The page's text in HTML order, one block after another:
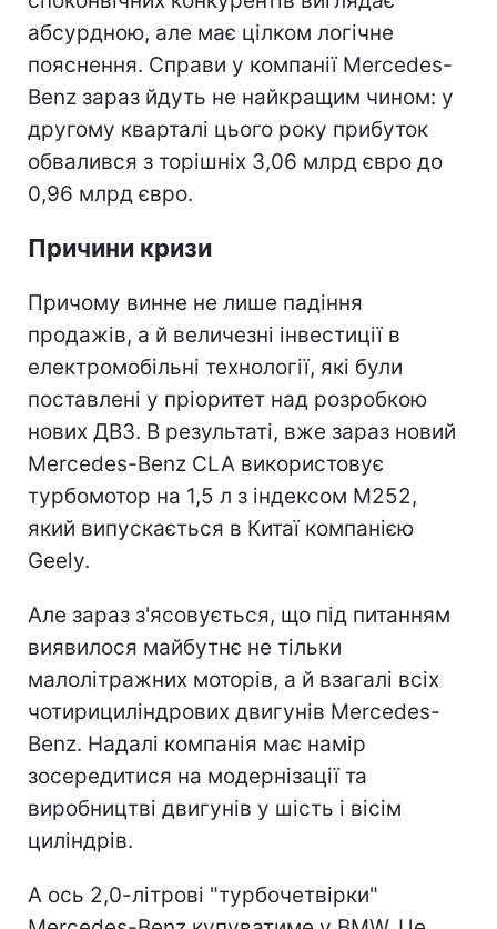
абсурдною, але має цілком логічне
пояснення. Справи у компанії Mercedes-
Benz зараз йдуть не найкращим чином: у
другому кварталі цього року прибуток
обвалився з торішніх 3,06 млрд євро до
0,96 млрд євро.
Причини кризи
Причому винне не лише падіння
продажів, а й величезні інвестиції в
електромобільні технології, які були
поставлені у пріоритет над розробкою
нових ДВЗ. В результаті, вже зараз новий
Mercedes-Benz CLA використовує
турбомотор на 1,5 л з індексом M252,
який випускається в Китаї компанією
Geely.
Але зараз з'ясовується, що під питанням
виявилося майбутнє не тільки
малолітражних моторів, а й взагалі всіх
чотирициліндрових двигунів Mercedes-
Benz. Надалі компанія має намір
зосередитися на модернізації та
виробництві двигунів у шість і вісім
циліндрів.
А ось 2,0-літрові "турбочетвірки"